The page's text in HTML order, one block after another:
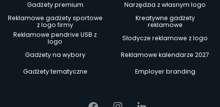
Gadżety premium
Narzędzia z własnym logo
Reklamowe gadżety sportowe
z logo firmy
Kreatywne gadżety
reklamowe
Reklamowe pendrive USB z
logo
Słodycze reklamowe z logo
Gadżety na wybory
Reklamowe kalendarze 2027
Gadżety tematyczne
Employer branding